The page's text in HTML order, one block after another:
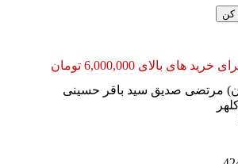
کن
های بالای 6,000,000 تومان
مرتضی صدیق سید باقر حسینی